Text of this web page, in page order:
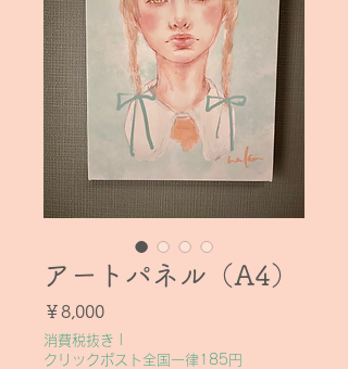
アートパネル（A4）
￥8,000価格
消費税抜き
クリックポスト全国一律185円